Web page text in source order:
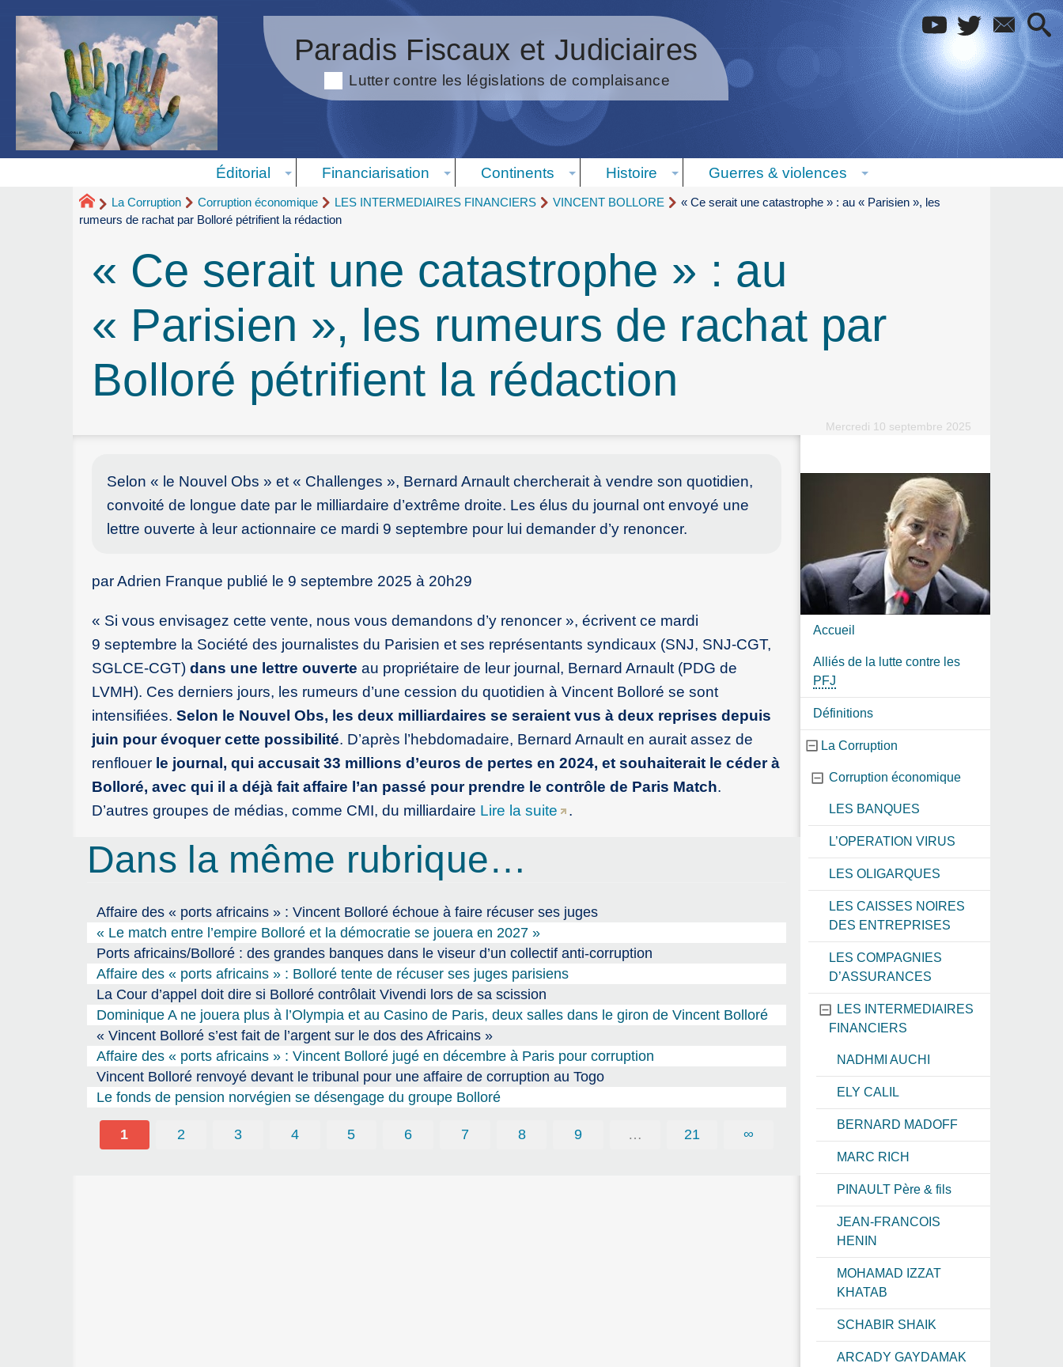
Paradis Fiscaux et Judiciaires
Lutter contre les législations de complaisance
Éditorial Financiarisation Continents Histoire Guerres & violences
La Corruption Corruption économique LES INTERMEDIAIRES FINANCIERS VINCENT BOLLORE
« Ce serait une catastrophe » : au « Parisien », les
rumeurs de rachat par Bolloré pétrifient la rédaction
« Ce serait une catastrophe » : au
« Parisien », les rumeurs de rachat par
Bolloré pétrifient la rédaction
Mercredi 10 septembre 2025
Selon « le Nouvel Obs » et « Challenges », Bernard Arnault chercherait à vendre son quotidien,
convoité de longue date par le milliardaire d’extrême droite. Les élus du journal ont envoyé une
lettre ouverte à leur actionnaire ce mardi 9 septembre pour lui demander d’y renoncer.
par Adrien Franque publié le 9 septembre 2025 à 20h29
« Si vous envisagez cette vente, nous vous demandons d’y renoncer », écrivent ce mardi
9 septembre la Société des journalistes du Parisien et ses représentants syndicaux (SNJ, SNJ-CGT,
SGLCE-CGT) dans une lettre ouverte au propriétaire de leur journal, Bernard Arnault (PDG de
LVMH). Ces derniers jours, les rumeurs d’une cession du quotidien à Vincent Bolloré se sont
intensifiées. Selon le Nouvel Obs, les deux milliardaires se seraient vus à deux reprises depuis
juin pour évoquer cette possibilité. D’après l’hebdomadaire, Bernard Arnault en aurait assez de
renflouer le journal, qui accusait 33 millions d’euros de pertes en 2024, et souhaiterait le céder à
Bolloré, avec qui il a déjà fait affaire l’an passé pour prendre le contrôle de Paris Match.
D’autres groupes de médias, comme CMI, du milliardaire Lire la suite .
Dans la même rubrique…
Affaire des « ports africains » : Vincent Bolloré échoue à faire récuser ses juges
« Le match entre l’empire Bolloré et la démocratie se jouera en 2027 »
Ports africains/Bolloré : des grandes banques dans le viseur d’un collectif anti-corruption
Affaire des « ports africains » : Bolloré tente de récuser ses juges parisiens
La Cour d’appel doit dire si Bolloré contrôlait Vivendi lors de sa scission
Dominique A ne jouera plus à l’Olympia et au Casino de Paris, deux salles dans le giron de Vincent Bolloré
« Vincent Bolloré s’est fait de l’argent sur le dos des Africains »
Affaire des « ports africains » : Vincent Bolloré jugé en décembre à Paris pour corruption
Vincent Bolloré renvoyé devant le tribunal pour une affaire de corruption au Togo
Le fonds de pension norvégien se désengage du groupe Bolloré
1 2 3 4 5 6 7 8 9 … 21 ∞
Accueil
Alliés de la lutte contre les
PFJ
Définitions
La Corruption
Corruption économique
LES BANQUES
L’OPERATION VIRUS
LES OLIGARQUES
LES CAISSES NOIRES
DES ENTREPRISES
LES COMPAGNIES
D’ASSURANCES
LES INTERMEDIAIRES
FINANCIERS
NADHMI AUCHI
ELY CALIL
BERNARD MADOFF
MARC RICH
PINAULT Père & fils
JEAN-FRANCOIS
HENIN
MOHAMAD IZZAT
KHATAB
SCHABIR SHAIK
ARCADY GAYDAMAK